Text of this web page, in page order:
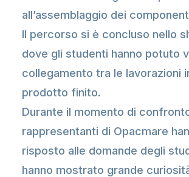
all’assemblaggio dei
Il percorso si è concluso nello
dove gli studenti hanno potuto
collegamento tra le lavorazioni
prodotto finito.
Durante il momento di
rappresentanti di Opacmare
risposto alle domande degli
hanno mostrato grande